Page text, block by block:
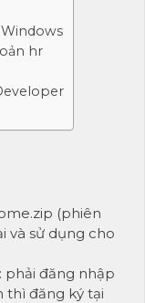
hr
(phiên
và sử dụng cho
phải đăng nhập
thì đăng ký tại